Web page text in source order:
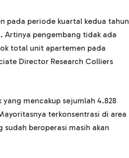
pada periode kuartal kedua tahun
Artinya pengembang tidak ada
total unit apartemen pada
Director Research Colliers
mencakup sejumlah 4.828
terkonsentrasi di area
beroperasi masih akan